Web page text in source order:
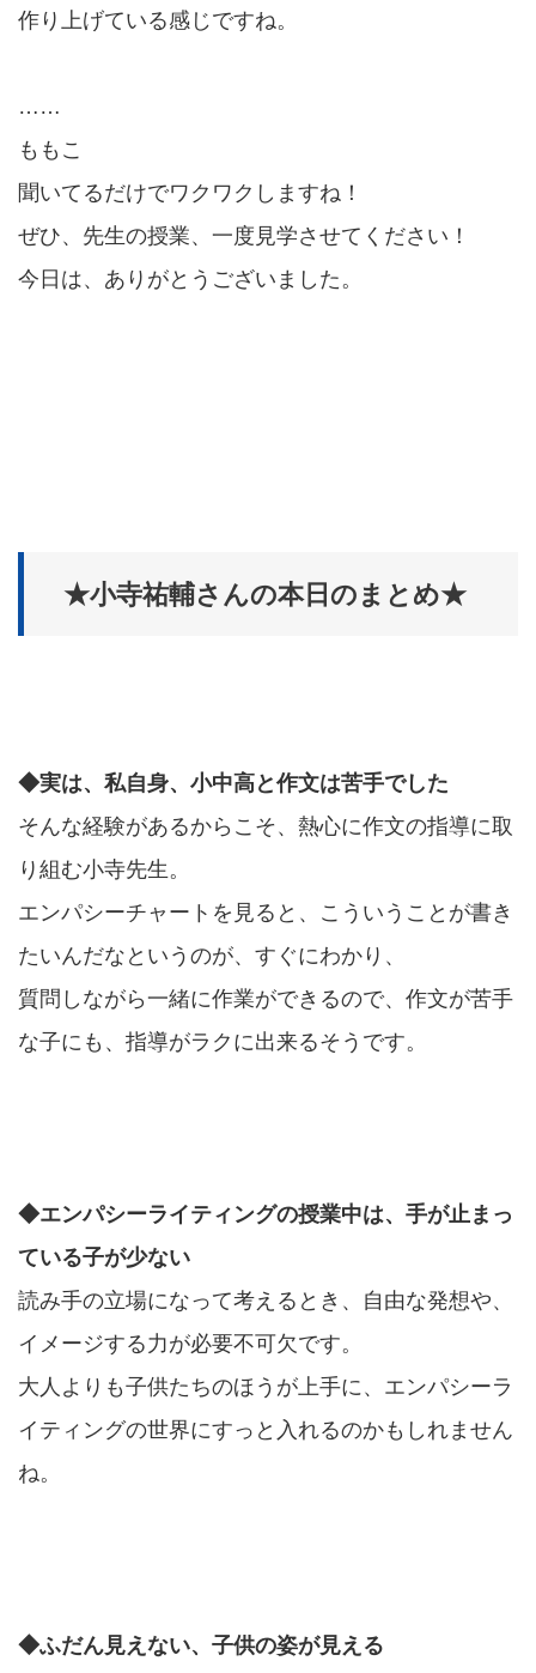
作り上げている感じですね。
……
ももこ
聞いてるだけでワクワクしますね！
ぜひ、先生の授業、一度見学させてください！
今日は、ありがとうございました。
★小寺祐輔さんの本日のまとめ★
◆実は、私自身、小中高と作文は苦手でした
そんな経験があるからこそ、熱心に作文の指導に取
り組む小寺先生。
エンパシーチャートを見ると、こういうことが書き
たいんだなというのが、すぐにわかり、
質問しながら一緒に作業ができるので、作文が苦手
な子にも、指導がラクに出来るそうです。
◆エンパシーライティングの授業中は、手が止まっ
ている子が少ない
読み手の立場になって考えるとき、自由な発想や、
イメージする力が必要不可欠です。
大人よりも子供たちのほうが上手に、エンパシーラ
イティングの世界にすっと入れるのかもしれません
ね。
◆ふだん見えない、子供の姿が見える